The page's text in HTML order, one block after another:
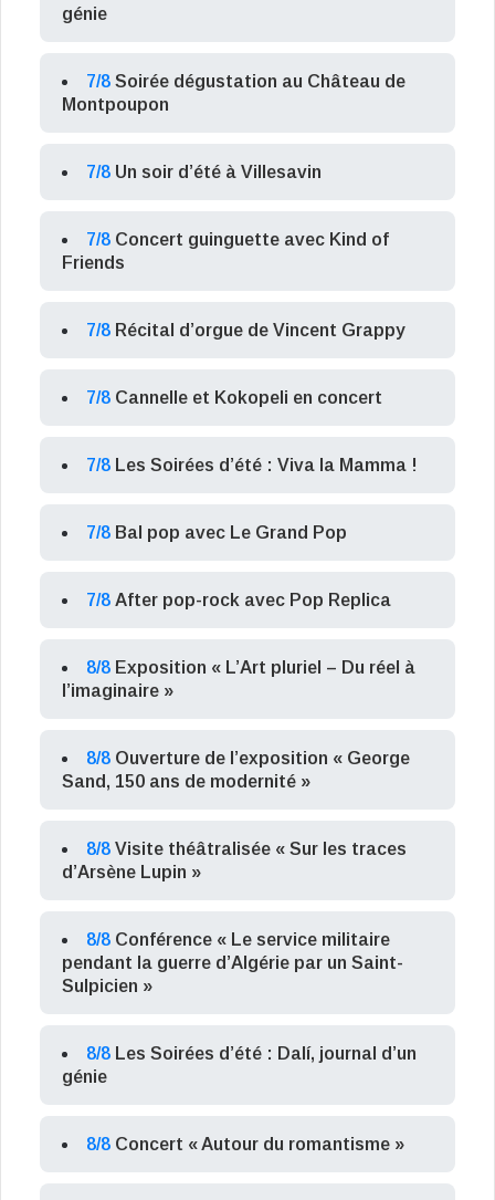
génie
7/8 Soirée dégustation au Château de
Montpoupon
7/8 Un soir d’été à Villesavin
7/8 Concert guinguette avec Kind of
Friends
7/8 Récital d’orgue de Vincent Grappy
7/8 Cannelle et Kokopeli en concert
7/8 Les Soirées d’été : Viva la Mamma !
7/8 Bal pop avec Le Grand Pop
7/8 After pop-rock avec Pop Replica
8/8 Exposition « L’Art pluriel – Du réel à
l’imaginaire »
8/8 Ouverture de l’exposition « George
Sand, 150 ans de modernité »
8/8 Visite théâtralisée « Sur les traces
d’Arsène Lupin »
8/8 Conférence « Le service militaire
pendant la guerre d’Algérie par un Saint-
Sulpicien »
8/8 Les Soirées d’été : Dalí, journal d’un
génie
8/8 Concert « Autour du romantisme »